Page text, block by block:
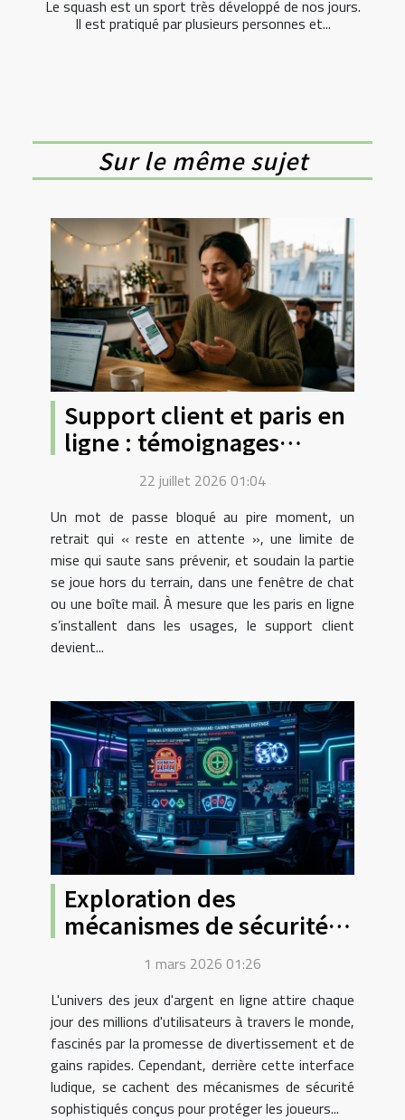
Le squash est un sport très développé de nos jours.
Il est pratiqué par plusieurs personnes et...
Sur le même sujet
Support client et paris en
ligne : témoignages
d’assistance (ou non) en
situation critique
22 juillet 2026 01:04
Un mot de passe bloqué au pire moment, un
retrait qui « reste en attente », une limite de
mise qui saute sans prévenir, et soudain la partie
se joue hors du terrain, dans une fenêtre de chat
ou une boîte mail. À mesure que les paris en ligne
s’installent dans les usages, le support client
devient...
Exploration des
mécanismes de sécurité
dans les jeux d'argent en
ligne modernes
1 mars 2026 01:26
L'univers des jeux d'argent en ligne attire chaque
jour des millions d'utilisateurs à travers le monde,
fascinés par la promesse de divertissement et de
gains rapides. Cependant, derrière cette interface
ludique, se cachent des mécanismes de sécurité
sophistiqués conçus pour protéger les joueurs...